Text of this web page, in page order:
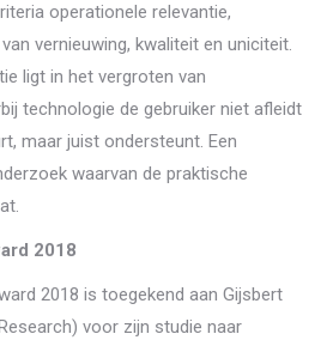
operationele relevantie,
vernieuwing, kwaliteit en uniciteit.
ligt in het vergroten van
technologie de gebruiker niet afleidt
maar juist ondersteunt. Een
waarvan de praktische
2018
2018 is toegekend aan Gijsbert
voor zijn studie naar